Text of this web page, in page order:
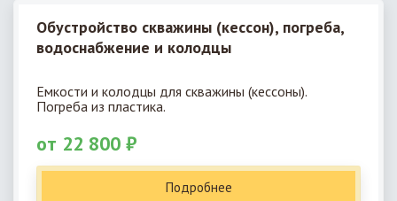
Обустройство скважины (кессон), погреба,
водоснабжение и колодцы
Емкости и колодцы для скважины (кессоны).
Погреба из пластика.
от 22 800 ₽
Подробнее